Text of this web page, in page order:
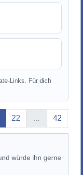
Links. Für dich
Seite
22 ... 42
würde ihn gerne